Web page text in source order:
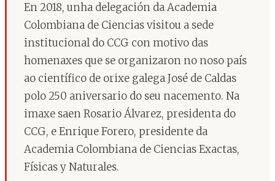
En 2018, unha delegación da Academia
Colombiana de Ciencias visitou a sede
institucional do CCG con motivo das
homenaxes que se organizaron no noso país
ao científico de orixe galega José de Caldas
polo 250 aniversario do seu nacemento. Na
imaxe saen Rosario Álvarez, presidenta do
CCG, e Enrique Forero, presidente da
Academia Colombiana de Ciencias Exactas,
Físicas y Naturales.